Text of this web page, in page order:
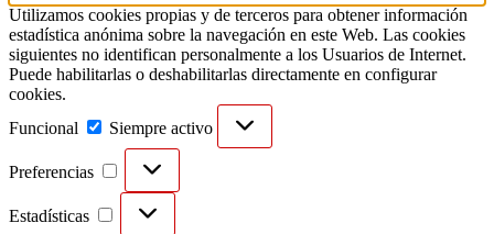
Utilizamos cookies propias y de terceros para obtener información
estadística anónima sobre la navegación en este Web. Las cookies
siguientes no identifican personalmente a los Usuarios de Internet.
Puede habilitarlas o deshabilitarlas directamente en configurar
cookies.
Funcional
Siempre activo
Preferencias
Preferencias
Estadísticas
Estadísticas